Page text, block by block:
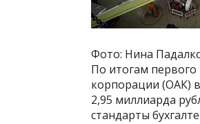
Фото: Нина
По итогам
корпорации (ОАК)
2,95 миллиарда
стандарты